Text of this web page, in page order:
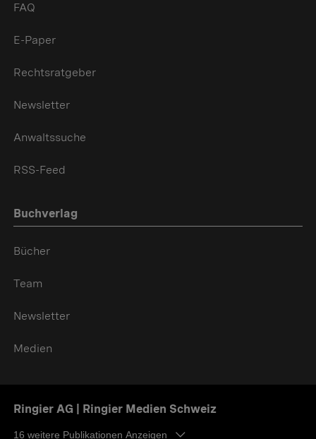
FAQ
E-Paper
Rechtsratgeber
Newsletter
Anwaltssuche
RSS-Feed
Buchverlag
Bücher
Team
Newsletter
Medien
Ringier AG | Ringier Medien Schweiz
16 weitere Publikationen Anzeigen